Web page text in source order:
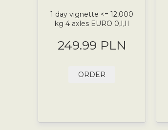
1 day vignette <= 12,000
kg 4 axles EURO 0,I,II
249.99 PLN
ORDER